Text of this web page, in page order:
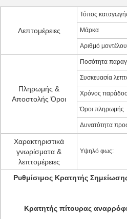
Λεπτομέρειες
Τόπος
Μάρκα
Αριθμό μοντέλου
Πληρωμής &
Αποστολής Όροι
Ποσότητα
Συσκευασία
Χρόνος
Όροι πληρωμής
Δυνατότητα
Χαρακτηριστικά
γνωρίσματα &
λεπτομέρειες
Υψηλό φως:
Ρυθμίσιμος Κρατητής
Κρατητής πίτουρας